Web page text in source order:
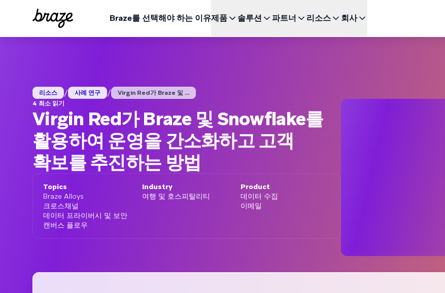
Braze를 선택해야 하는 이유제품
플랫폼 보기
BrazeAl™
Braze 플랫폼 전반의 기능에 BrazeAI™가 어떻게 내장되는지
알아보세요.
Braze 데이터 플랫폼
데이터 통합, 활성화 및 배포
크로스채널
한 곳에서 모든 메시지 발송
다단계 크로스채널 경험 구축
BrazeAI™ Agents
상시 대기 중인 AI 에이전트로 더욱 스마트한
참여 확장
보고 및 분석
솔루션
여행 및 숙박
게임
온디맨드
QSR
파트너 리소스
블로그
비디오 (EN)
웨비나 및 이벤트
사용자 설명서
회사
ESG (EN)
환경, 사회 및 기업 거버넌스 데이터를 살펴보세요. Braze에 관한 최신 소식을 살펴보세요.
다른 도움이 필요하신가요?
리소스 / 사례 연구 /
Virgin Red가 Braze 및 ...
4 최소 읽기
Virgin Red가 Braze 및 Snowflake를
활용하여 운영을 간소화하고 고객
확보를 추진하는 방법
Topics
Braze Alloys
크로스채널
데이터 프라이버시 및 보안
캔버스 플로우
Industry
여행 및 호스피탈리티
Product
데이터 수집
이메일